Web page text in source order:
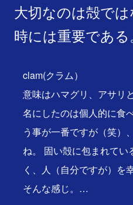
大切なのは殻で
時には重要である
clam(クラム）
意味はハマグリ、アサリ
名にしたのは個人的に食
う事が一番ですが（笑）
ね。 固い殻に包まれてい
く、人（自分ですが）を
そんな感じ。…